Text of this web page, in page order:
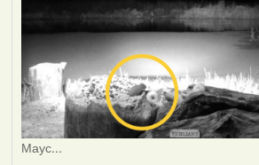
Маус...